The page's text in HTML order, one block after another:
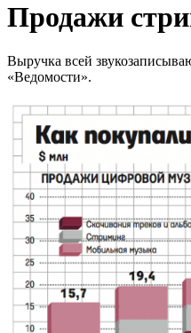
Продажи
Выручка всей
«Ведомости».